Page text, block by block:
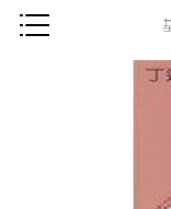
神學／教義